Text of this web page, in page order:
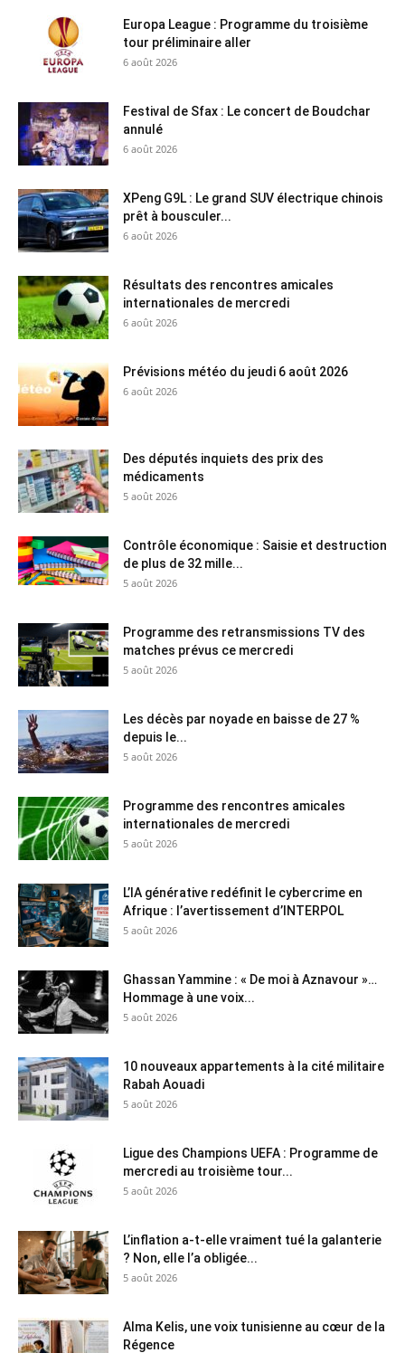
Europa League : Programme du troisième
tour préliminaire aller
6 août 2026
Festival de Sfax : Le concert de Boudchar
annulé
6 août 2026
XPeng G9L : Le grand SUV électrique chinois
prêt à bousculer...
6 août 2026
Résultats des rencontres amicales
internationales de mercredi
6 août 2026
Prévisions météo du jeudi 6 août 2026
6 août 2026
Des députés inquiets des prix des
médicaments
5 août 2026
Contrôle économique : Saisie et destruction
de plus de 32 mille...
5 août 2026
Programme des retransmissions TV des
matches prévus ce mercredi
5 août 2026
Les décès par noyade en baisse de 27 %
depuis le...
5 août 2026
Programme des rencontres amicales
internationales de mercredi
5 août 2026
L’IA générative redéfinit le cybercrime en
Afrique : l’avertissement d’INTERPOL
5 août 2026
Ghassan Yammine : « De moi à Aznavour »…
Hommage à une voix...
5 août 2026
10 nouveaux appartements à la cité militaire
Rabah Aouadi
5 août 2026
Ligue des Champions UEFA : Programme de
mercredi au troisième tour...
5 août 2026
L’inflation a-t-elle vraiment tué la galanterie
? Non, elle l’a obligée...
5 août 2026
Alma Kelis, une voix tunisienne au cœur de la
Régence